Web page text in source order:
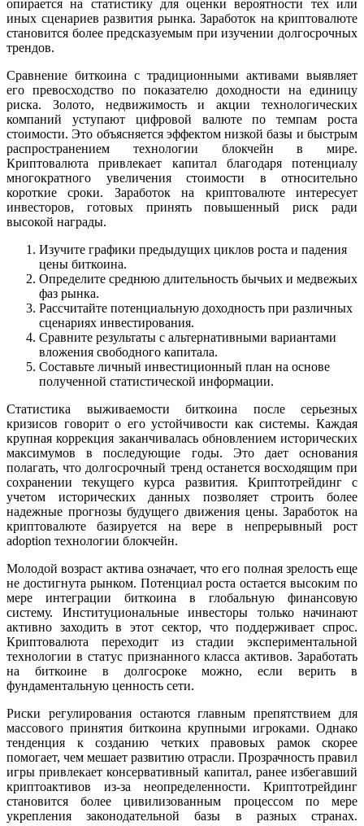
опирается на статистику для оценки вероятности тех или
иных сценариев развития рынка. Заработок на криптовалюте
становится более предсказуемым при изучении долгосрочных
трендов.
Сравнение биткоина с традиционными активами выявляет
его превосходство по показателю доходности на единицу
риска. Золото, недвижимость и акции технологических
компаний уступают цифровой валюте по темпам роста
стоимости. Это объясняется эффектом низкой базы и быстрым
распространением технологии блокчейн в мире.
Криптовалюта привлекает капитал благодаря потенциалу
многократного увеличения стоимости в относительно
короткие сроки. Заработок на криптовалюте интересует
инвесторов, готовых принять повышенный риск ради
высокой награды.
Изучите графики предыдущих циклов роста и падения
цены биткоина.
Определите среднюю длительность бычьих и медвежьих
фаз рынка.
Рассчитайте потенциальную доходность при различных
сценариях инвестирования.
Сравните результаты с альтернативными вариантами
вложения свободного капитала.
Составьте личный инвестиционный план на основе
полученной статистической информации.
Статистика выживаемости биткоина после серьезных
кризисов говорит о его устойчивости как системы. Каждая
крупная коррекция заканчивалась обновлением исторических
максимумов в последующие годы. Это дает основания
полагать, что долгосрочный тренд останется восходящим при
сохранении текущего курса развития. Криптотрейдинг с
учетом исторических данных позволяет строить более
надежные прогнозы будущего движения цены. Заработок на
криптовалюте базируется на вере в непрерывный рост
adoption технологии блокчейн.
Молодой возраст актива означает, что его полная зрелость еще
не достигнута рынком. Потенциал роста остается высоким по
мере интеграции биткоина в глобальную финансовую
систему. Институциональные инвесторы только начинают
активно заходить в этот сектор, что поддерживает спрос.
Криптовалюта переходит из стадии экспериментальной
технологии в статус признанного класса активов. Заработать
на биткоине в долгосроке можно, если верить в
фундаментальную ценность сети.
Риски регулирования остаются главным препятствием для
массового принятия биткоина крупными игроками. Однако
тенденция к созданию четких правовых рамок скорее
помогает, чем мешает развитию отрасли. Прозрачность правил
игры привлекает консервативный капитал, ранее избегавший
криптоактивов из-за неопределенности. Криптотрейдинг
становится более цивилизованным процессом по мере
укрепления законодательной базы в разных странах.